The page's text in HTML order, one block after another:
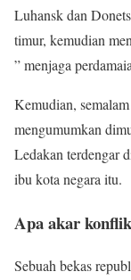
Luhansk dan
timur, kemudian
” menjaga
Kemudian,
mengumumkan
Ledakan terdengar
ibu kota negara itu.
Apa akar
Sebuah bekas